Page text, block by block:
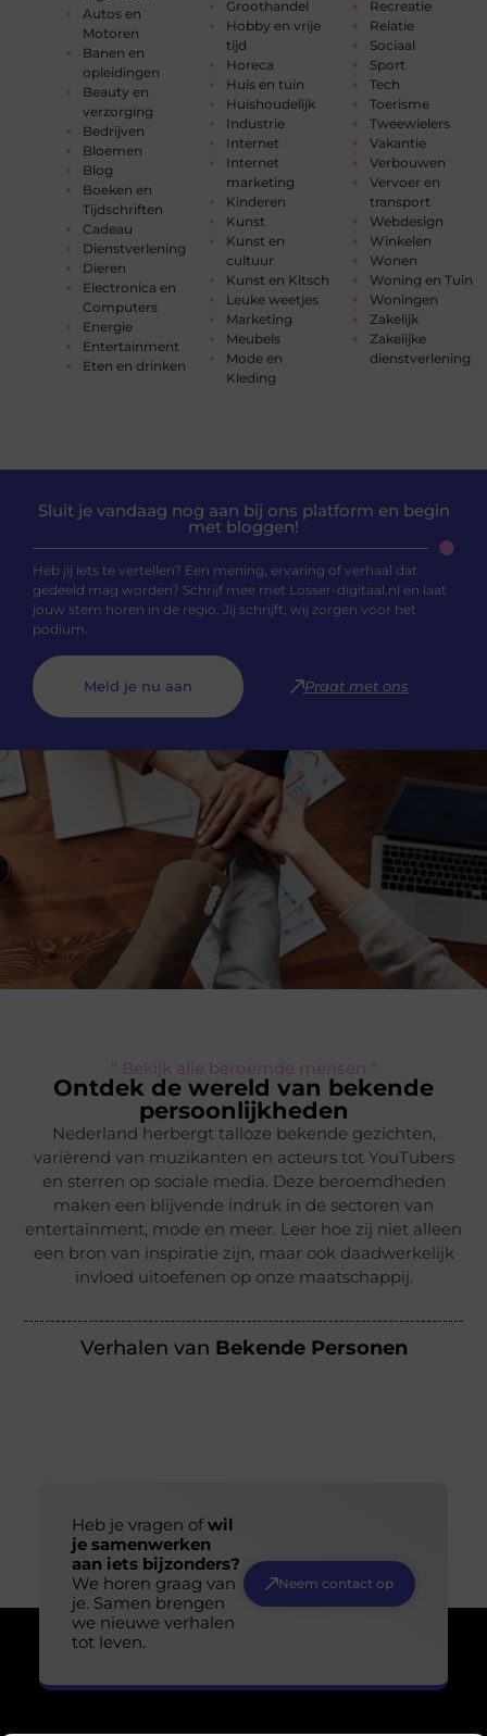
Autos en
Motoren
Banen en
opleidingen
Beauty en
verzorging
Bedrijven
Bloemen
Blog
Boeken en
Tijdschriften
Cadeau
Dienstverlening
Dieren
Electronica en
Computers
Energie
Entertainment
Eten en drinken
Groothandel
Hobby en vrije
tijd
Horeca
Huis en tuin
Huishoudelijk
Industrie
Internet
Internet
marketing
Kinderen
Kunst
Kunst en
cultuur
Kunst en Kitsch
Leuke weetjes
Marketing
Meubels
Mode en
Kleding
Recreatie
Relatie
Sociaal
Sport
Tech
Toerisme
Tweewielers
Vakantie
Verbouwen
Vervoer en
transport
Webdesign
Winkelen
Wonen
Woning en Tuin
Woningen
Zakelijk
Zakelijke
dienstverlening
Sluit je vandaag nog aan bij ons platform en begin
met bloggen!
Heb jij iets te vertellen? Een mening, ervaring of verhaal dat
gedeeld mag worden? Schrijf mee met Losser-digitaal.nl en laat
jouw stem horen in de regio. Jij schrijft, wij zorgen voor het
podium.
Meld je nu aan Praat met ons
" Bekijk alle beroemde mensen "
Ontdek de wereld van bekende
persoonlijkheden
Nederland herbergt talloze bekende gezichten,
variërend van muzikanten en acteurs tot YouTubers
en sterren op sociale media. Deze beroemdheden
maken een blijvende indruk in de sectoren van
entertainment, mode en meer. Leer hoe zij niet alleen
een bron van inspiratie zijn, maar ook daadwerkelijk
invloed uitoefenen op onze maatschappij.
Verhalen van Bekende Personen
Heb je vragen ofwil
je samenwerken
aan iets bijzonders?
We horen graag van
je. Samen brengen
we nieuwe verhalen
tot leven.
Neem contact op